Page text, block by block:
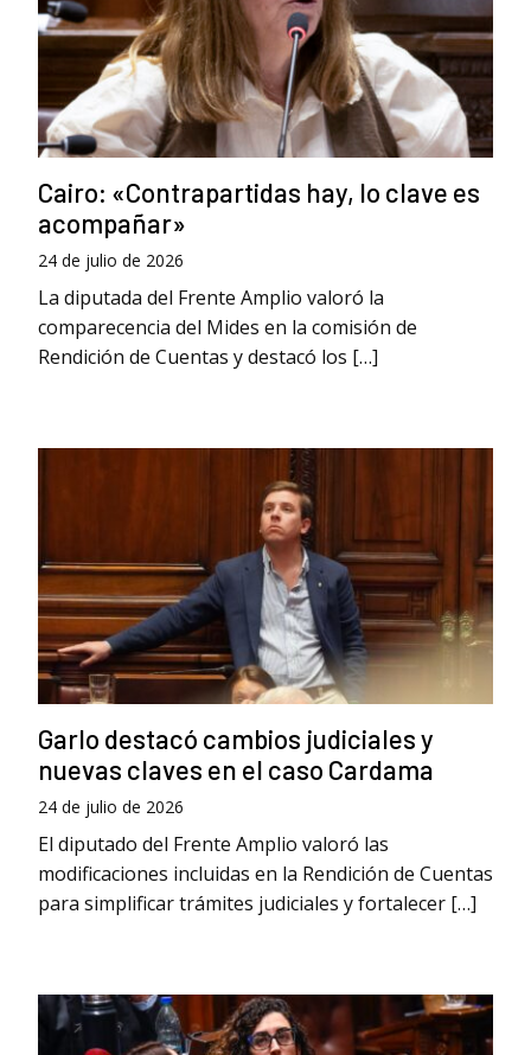
Cairo: «Contrapartidas hay, lo clave es
acompañar»
24 de julio de 2026
La diputada del Frente Amplio valoró la
comparecencia del Mides en la comisión de
Rendición de Cuentas y destacó los […]
Garlo destacó cambios judiciales y
nuevas claves en el caso Cardama
24 de julio de 2026
El diputado del Frente Amplio valoró las
modificaciones incluidas en la Rendición de Cuentas
para simplificar trámites judiciales y fortalecer […]